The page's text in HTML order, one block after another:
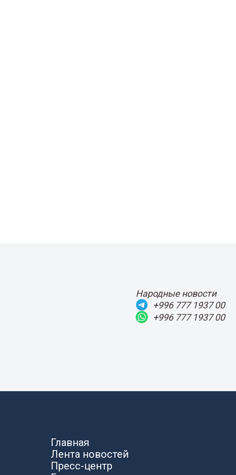
Народные новости
+996 777 1937 00
+996 777 1937 00
Главная
Лента новостей
Пресс-центр